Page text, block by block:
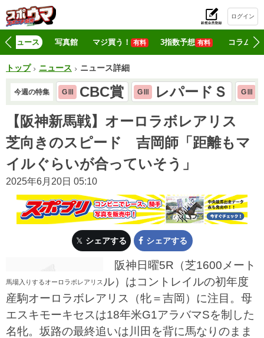
ログイン
ニュース 写真館 マジ買う！ 有料 3指数予想 有料 コラム
トップ ニュース ニュース詳細
今週の特集 GⅢ CBC賞 GⅢ レパードＳ GⅢ
【阪神新馬戦】オーロラボレアリス
芝向きのスピード 吉岡師「距離もマ
イルぐらいが合っていそう」
2025年6月20日 05:10
シェアする シェアする
馬場入りするオーロラボレアリス
阪神日曜5R（芝1600メート
ル）はコントレイルの初年度
産駒オーロラボレアリス（牝＝吉岡）に注目。母
エスキモーキセスは18年米G1アラバマSを制した
名牝。坂路の最終追いは川田を背に馬なりのまま